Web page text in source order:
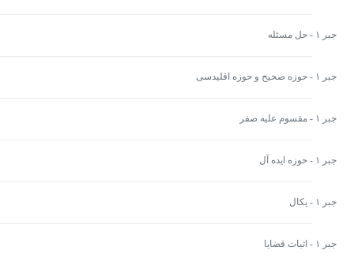
جبر ۱ - حل مسئله
جبر ۱ - حوزه صحیح و حوزه اقلیدسی
جبر ۱ - مقسوم علیه صفر
جبر ۱ - حوزه ایده آل
جبر ۱ - یکال
جبر ۱ - اثبات قضایا